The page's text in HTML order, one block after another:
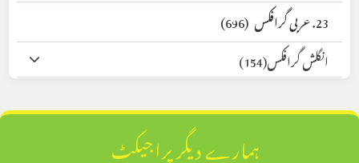
23. عربی گرافکس
(696)
انگلش گرافکس(154)
ہمارے دیگر پراجیکٹ